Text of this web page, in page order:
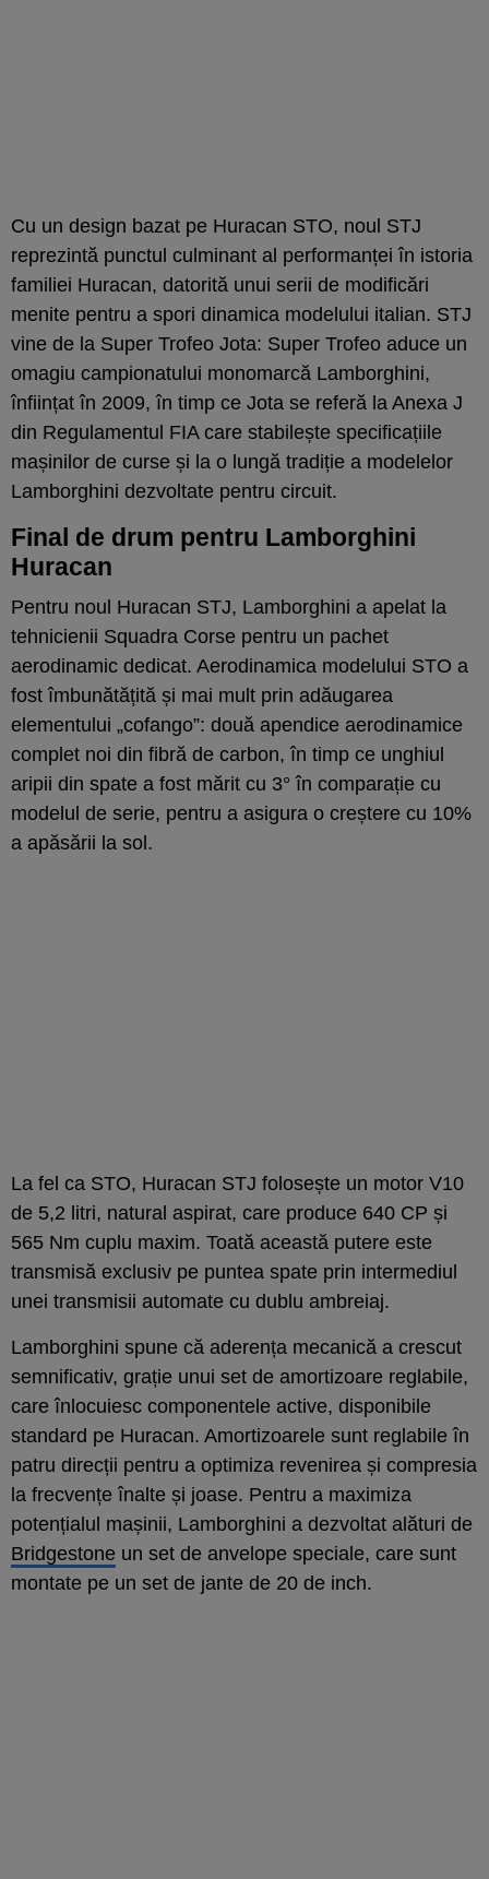
Cu un design bazat pe Huracan STO, noul STJ
reprezintă punctul culminant al performanței în istoria
familiei Huracan, datorită unui serii de modificări
menite pentru a spori dinamica modelului italian. STJ
vine de la Super Trofeo Jota: Super Trofeo aduce un
omagiu campionatului monomarcă Lamborghini,
înființat în 2009, în timp ce Jota se referă la Anexa J
din Regulamentul FIA care stabilește specificațiile
mașinilor de curse și la o lungă tradiție a modelelor
Lamborghini dezvoltate pentru circuit.
Final de drum pentru Lamborghini
Huracan
Pentru noul Huracan STJ, Lamborghini a apelat la
tehnicienii Squadra Corse pentru un pachet
aerodinamic dedicat. Aerodinamica modelului STO a
fost îmbunătățită și mai mult prin adăugarea
elementului „cofango”: două apendice aerodinamice
complet noi din fibră de carbon, în timp ce unghiul
aripii din spate a fost mărit cu 3° în comparație cu
modelul de serie, pentru a asigura o creștere cu 10%
a apăsării la sol.
La fel ca STO, Huracan STJ folosește un motor V10
de 5,2 litri, natural aspirat, care produce 640 CP și
565 Nm cuplu maxim. Toată această putere este
transmisă exclusiv pe puntea spate prin intermediul
unei transmisii automate cu dublu ambreiaj.
Lamborghini spune că aderența mecanică a crescut
semnificativ, grație unui set de amortizoare reglabile,
care înlocuiesc componentele active, disponibile
standard pe Huracan. Amortizoarele sunt reglabile în
patru direcții pentru a optimiza revenirea și compresia
la frecvențe înalte și joase. Pentru a maximiza
potențialul mașinii, Lamborghini a dezvoltat alături de
Bridgestone un set de anvelope speciale, care sunt
montate pe un set de jante de 20 de inch.